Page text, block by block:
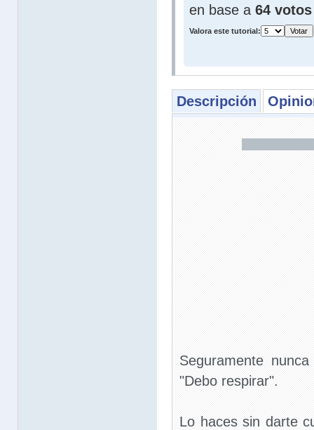
en base a 64 votos
Valora este tutorial:
Descripción
Seguramente
"Debo respirar".
Lo haces sin darte